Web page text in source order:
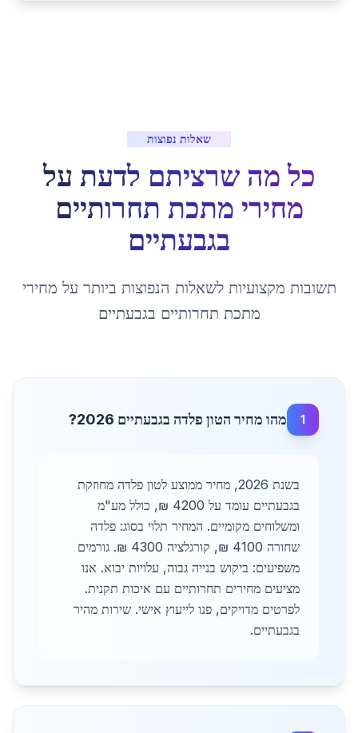
שאלות נפוצות
כל מה שרציתם לדעת על
מחירי מתכת תחרותיים
בגבעתיים
תשובות מקצועיות לשאלות הנפוצות ביותר על מחירי
מתכת תחרותיים בגבעתיים
1 מהו מחיר הטון פלדה בגבעתיים 2026?
בשנת 2026, מחיר ממוצע לטון פלדה מחוזקת
בגבעתיים עומד על 4200 ₪, כולל מע"מ
ומשלוחים מקומיים. המחיר תלוי בסוג: פלדה
שחורה 4100 ₪, קורגלציה 4300 ₪. גורמים
משפיעים: ביקוש בנייה גבוה, עלויות יבוא. אנו
מציעים מחירים תחרותיים עם איכות תקנית.
לפרטים מדויקים, פנו לייעוץ אישי. שירות מהיר
בגבעתיים.